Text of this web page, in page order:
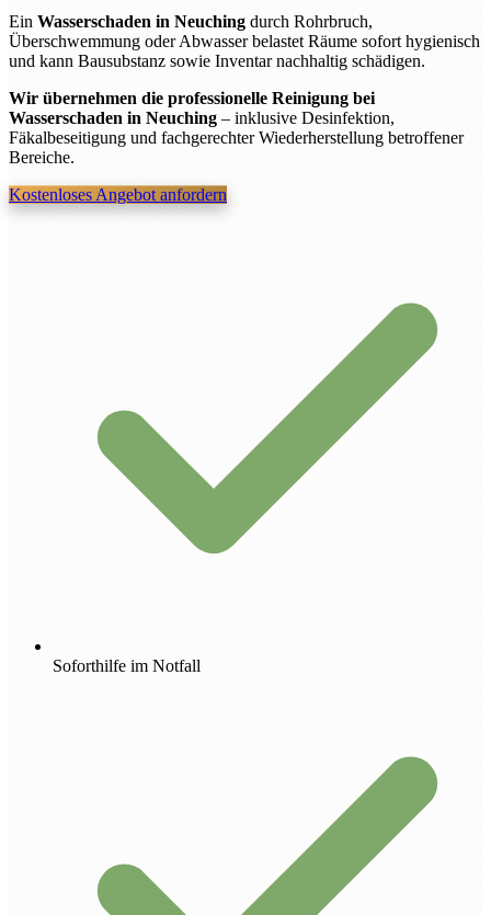
Ein Wasserschaden in Neuching durch Rohrbruch,
Überschwemmung oder Abwasser belastet Räume sofort hygienisch
und kann Bausubstanz sowie Inventar nachhaltig schädigen.
Wir übernehmen die professionelle Reinigung bei
Wasserschaden in Neuching– inklusive Desinfektion,
Fäkalbeseitigung und fachgerechter Wiederherstellung betroffener
Bereiche.
Kostenloses Angebot anfordern
Soforthilfe im Notfall